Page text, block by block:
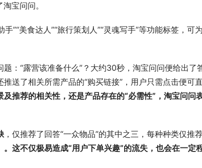
宝问问。
”“美食达人”“旅行策划人”“灵魂写手”等功能标签，可
：“露营该准备什么”？大约30秒，淘宝问问便给出了
送了相关所需产品的“购买链接”，用户只需点击便可
推荐的相关性，还是产品存在的“必需性”，淘宝问问
，仅推荐了回答“一众物品”的其中之三，每种种类仅推
这不仅极易造成“用户下单兴趣”的流失，也会在一定